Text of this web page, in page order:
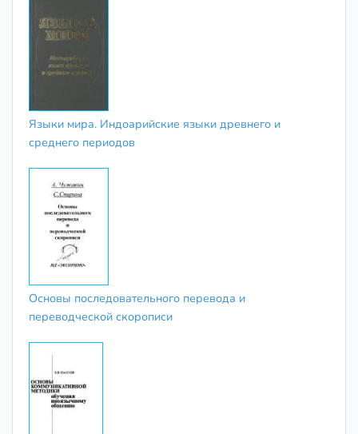
Языки мира. Индоарийские языки древнего и
среднего периодов
Основы последовательного перевода и
переводческой скорописи